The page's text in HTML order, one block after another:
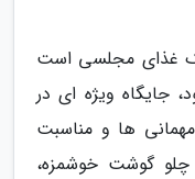
غذای مجلسی است
جایگاه ویژه ای در
ها و مناسبت
گوشت خوشمزه،